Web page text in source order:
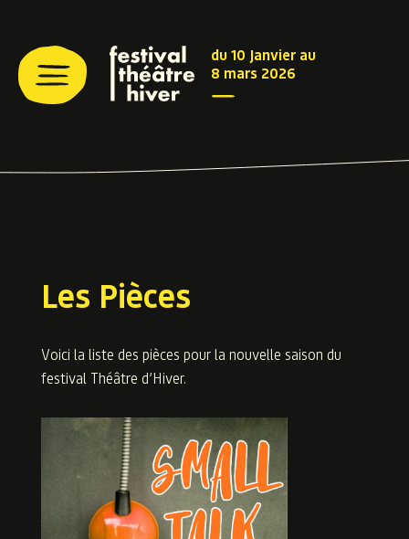
du 10 Janvier au
8 mars 2026
Les Pièces
Voici la liste des pièces pour la nouvelle saison du
festival Théâtre d’Hiver.